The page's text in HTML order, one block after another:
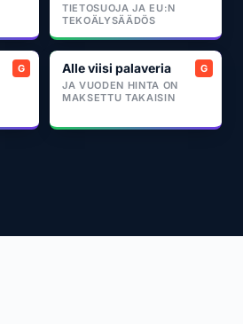
TIETOSUOJA JA EU:N
TEKOÄLYSÄÄDÖS
Alle viisi palaveria
JA VUODEN HINTA ON
MAKSETTU TAKAISIN